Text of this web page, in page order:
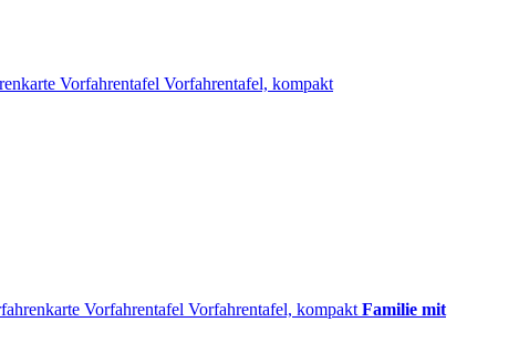
Vorfahrentafel Vorfahrentafel, kompakt
Vorfahrentafel Vorfahrentafel, kompakt Familie mit